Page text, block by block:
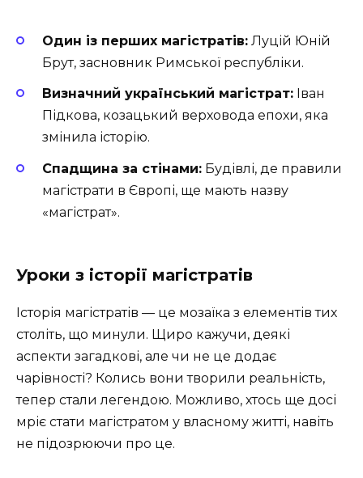
Один із перших магістратів: Луцій Юній
Брут, засновник Римської республіки.
Визначний український магістрат: Іван
Підкова, козацький верховода епохи, яка
змінила історію.
Спадщина за стінами: Будівлі, де правили
магістрати в Європі, ще мають назву
«магістрат».
Уроки з історії магістратів
Історія магістратів — це мозаїка з елементів тих
століть, що минули. Щиро кажучи, деякі
аспекти загадкові, але чи не це додає
чарівності? Колись вони творили реальність,
тепер стали легендою. Можливо, хтось ще досі
мріє стати магістратом у власному житті, навіть
не підозрюючи про це.